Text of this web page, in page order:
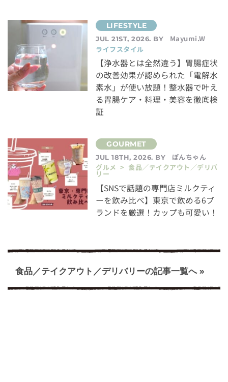
JUL 21ST, 2026. BY
Mayumi.W
ライフスタイル
【浄水器とは全然違う】胃腸症状
の改善効果が認められた「電解水
素水」が使い放題！整水器で叶え
る胃腸ケア・料理・美容を徹底検
証
JUL 18TH, 2026. BY
ぽんちゃん
グルメ > 食品／テイクアウト／デリバ
リー
【SNSで話題の専門店ミルクティ
ーを飲み比べ】東京で飲める6ブ
ランドを厳選！カップも可愛い！
食品／テイクアウト／デリバリーの記事一覧へ »